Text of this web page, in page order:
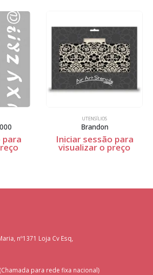
para
UTENSÍLIOS
Brandon
Iniciar sessão para
visualizar o preço
nº1371 Loja Cv Esq,
para rede fixa nacional)